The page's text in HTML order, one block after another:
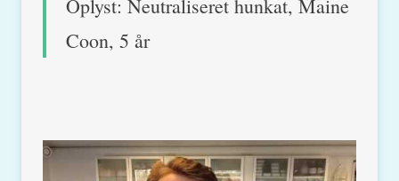
Oplyst: Neutraliseret hunkat, Maine
Coon, 5 år